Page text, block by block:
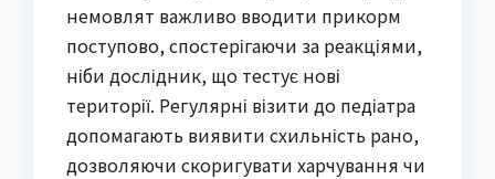
немовлят важливо вводити прикорм
поступово, спостерігаючи за реакціями,
ніби дослідник, що тестує нові
території. Регулярні візити до педіатра
допомагають виявити схильність рано,
дозволяючи скоригувати харчування чи